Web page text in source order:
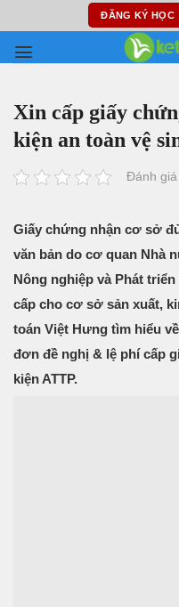
content
ĐĂNG KÝ HỌC
Xin cấp giấy
kiện an toàn vệ
Đánh giá
Giấy chứng nhận cơ sở
văn bản do cơ quan Nhà
Nông nghiệp và Phát
cấp cho cơ sở sản xuất,
toán Việt Hưng tìm hiểu
đơn đề nghị & lệ phí cấp
kiện ATTP.